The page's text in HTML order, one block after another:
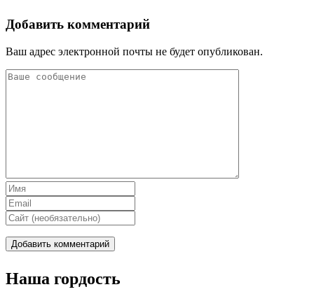
Добавить комментарий
Ваш адрес электронной почты не будет опубликован.
Наша гордость